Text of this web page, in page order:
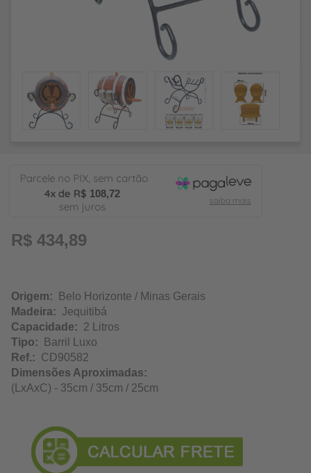
108,72
R$ 434,89
Origem: Belo Horizonte / Minas Gerais
Madeira: Jequitibá
Capacidade: 2 Litros
Tipo: Barril Luxo
Ref.: CD90582
Dimensões Aproximadas:
(LxAxC) - 35cm / 35cm / 25cm